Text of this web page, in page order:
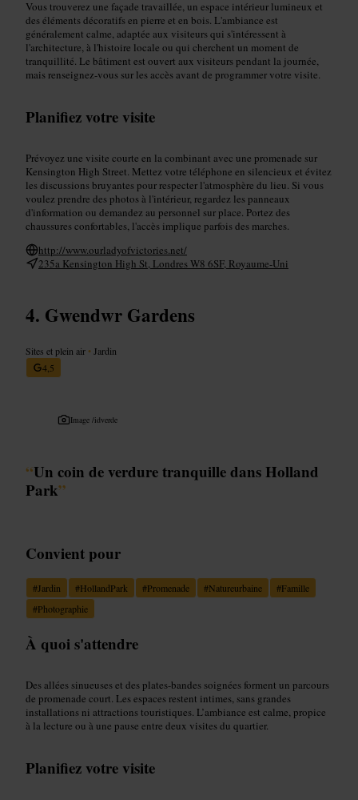
Vous trouverez une façade travaillée, un espace intérieur lumineux et
des éléments décoratifs en pierre et en bois. L'ambiance est
généralement calme, adaptée aux visiteurs qui s'intéressent à
l'architecture, à l'histoire locale ou qui cherchent un moment de
tranquillité. Le bâtiment est ouvert aux visiteurs pendant la journée,
mais renseignez-vous sur les accès avant de programmer votre visite.
Planifiez votre visite
Prévoyez une visite courte en la combinant avec une promenade sur
Kensington High Street. Mettez votre téléphone en silencieux et évitez
les discussions bruyantes pour respecter l'atmosphère du lieu. Si vous
voulez prendre des photos à l'intérieur, regardez les panneaux
d'information ou demandez au personnel sur place. Portez des
chaussures confortables, l'accès implique parfois des marches.
http://www.ourladyofvictories.net/
235a Kensington High St, Londres W8 6SF, Royaume-Uni
Gwendwr Gardens
Sites et plein air • Jardin
4,5
Image /idverde
“Un coin de verdure tranquille dans Holland
Park”
Convient pour
#Jardin #HollandPark #Promenade #Natureurbaine #Famille
#Photographie
À quoi s'attendre
Des allées sinueuses et des plates-bandes soignées forment un parcours
de promenade court. Les espaces restent intimes, sans grandes
installations ni attractions touristiques. L’ambiance est calme, propice
à la lecture ou à une pause entre deux visites du quartier.
Planifiez votre visite